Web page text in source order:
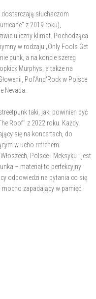
słuchaczom
z 2019 roku),
uliczny klimat. Pochodząca
w rodzaju „Only Fools Get
punk, a na koncie szereg
Murphys, a także na
Pol'And'Rock w Polsce
Nevada.
taki, jaki powinien być
Roof" z 2022 roku. Każdy
się na koncertach, do
w ucho refrenem.
Polsce i Meksyku i jest
– materiał to perfekcyjny
odpowiedzi na pytania co się
mocno zapadający w pamięć.